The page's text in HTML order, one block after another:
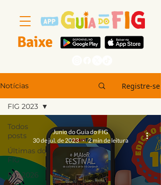
Baixe
Notícias Registre-se
Todos
posts
Últimas do
FIG
FIG 2026
FIG 2023
Junio do Guia do FIG
30 de jul. de 2023
2 min de leitura